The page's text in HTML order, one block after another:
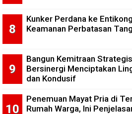
Kunker Perdana ke
Keamanan Perbatasan
Bangun Kemitraan
Bersinergi Menciptakan
dan Kondusif
Penemuan Mayat Pria di
Rumah Warga, Ini